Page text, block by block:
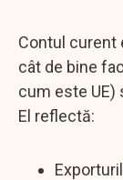
Contul curent
cât de bine
cum este
El reflectă: